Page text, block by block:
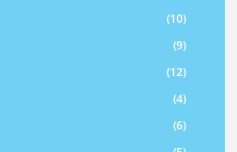
(10)
(9)
(12)
(4)
(6)